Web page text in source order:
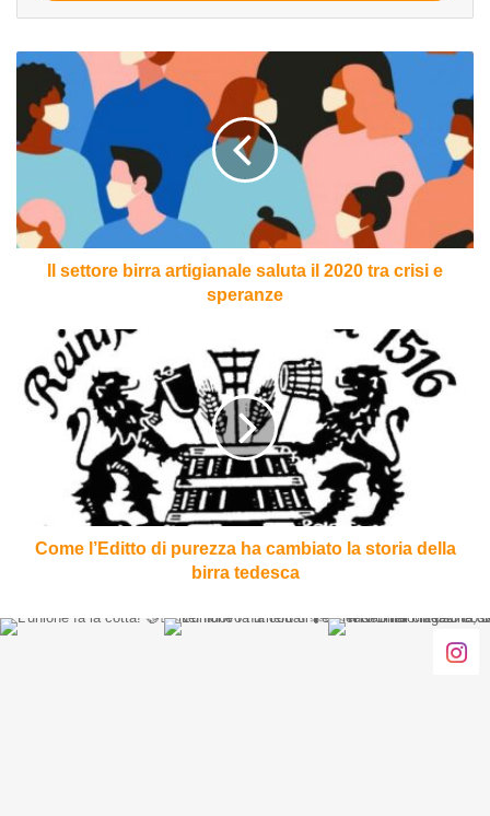
Il
settore
birra
artigianale
saluta
2020
tra
crisi
Il settore birra artigianale saluta il 2020 tra crisi e
speranze
l’Editto
di
purezza
birraCome l’Editto di purezza ha cambiato la storia della
birra tedesca